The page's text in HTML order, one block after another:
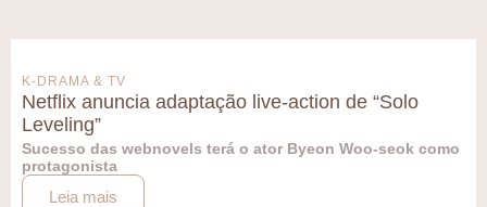
K-DRAMA & TV
Netflix anuncia adaptação live-action de “Solo
Leveling”
Sucesso das webnovels terá o ator Byeon Woo-seok como
protagonista
Leia mais